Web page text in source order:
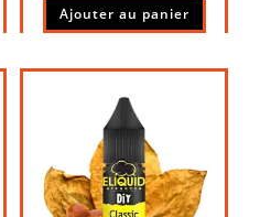
Ajouter au panier